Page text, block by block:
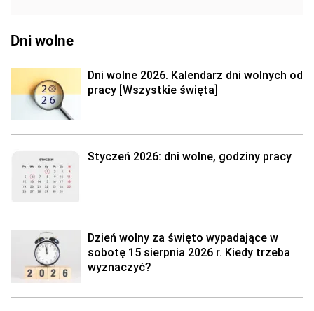
Dni wolne
Dni wolne 2026. Kalendarz dni wolnych od
pracy [Wszystkie święta]
Styczeń 2026: dni wolne, godziny pracy
Dzień wolny za święto wypadające w
sobotę 15 sierpnia 2026 r. Kiedy trzeba
wyznaczyć?